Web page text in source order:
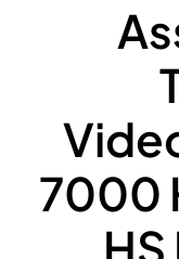
7000